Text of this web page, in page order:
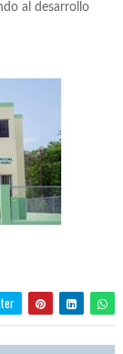
al desarrollo